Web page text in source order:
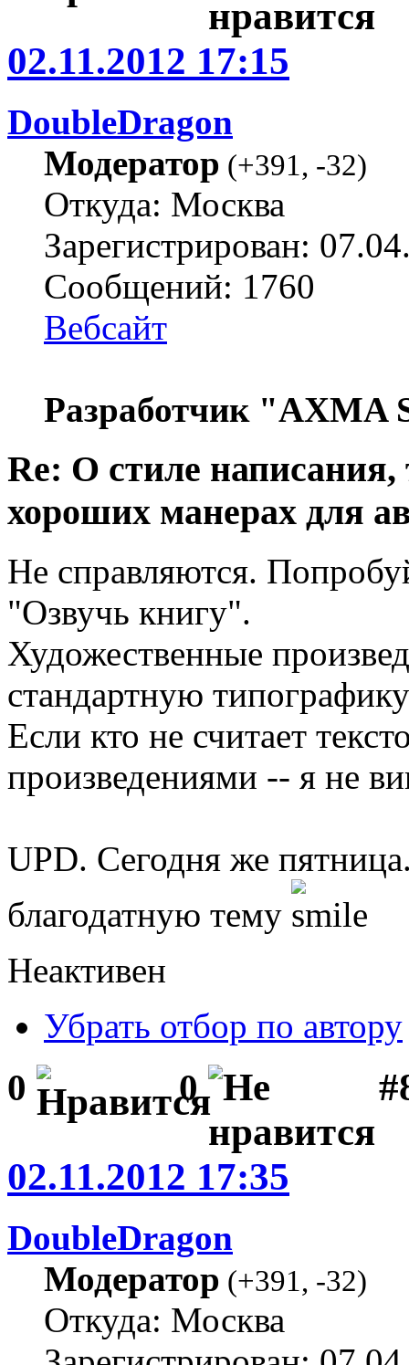
02.11.2012 17:15
DoubleDragon
Модератор (+391, -32)
Откуда: Москва
Зарегистрирован:
Сообщений: 1760
Вебсайт
Разработчик "AXMA
Re: О стиле
хороших манерах для
Не справляются.
"Озвучь книгу".
Художественные
стандартную
Если кто не считает
произведениями -- я не
UPD. Сегодня же
благодатную тему
Неактивен
Убрать отбор по автору
0 0
02.11.2012 17:35
DoubleDragon
Модератор (+391, -32)
Откуда: Москва